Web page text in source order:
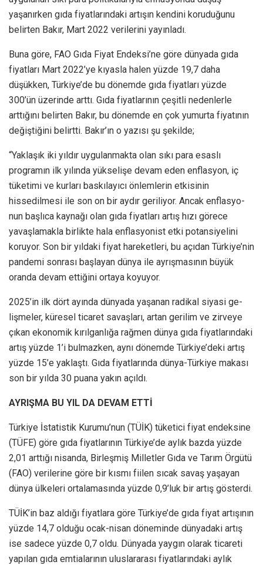
yaşanırken gıda fiyatlarındaki artışın kendini koruduğunu
belirten Bakır, Mart 2022 verilerini yayınladı.
Buna göre, FAO Gıda Fiyat Endeksi’ne göre dünyada gıda
fiyatları Mart 2022’ye kıyasla halen yüzde 19,7 daha
düşükken, Türkiye’de bu dönemde gıda fiyatları yüzde
300’ün üzerinde arttı. Gıda fiyatlarının çeşitli nedenlerle
arttığını belirten Bakır, bu dönemde en çok yumurta fiyatının
değiştiğini belirtti. Bakır’ın o yazısı şu şekilde;
“Yaklaşık iki yıldır uygu­lanmakta olan sıkı pa­ra esaslı
programın ilk yılında yükselişe devam eden enflasyon, iç
tüketimi ve kurla­rı baskılayıcı önlemlerin etkisi­nin
hissedilmesi ile son on bir aydır geriliyor. Ancak enflasyo­
nun başlıca kaynağı olan gıda fi­yatları artış hızı görece
yavaş­lamakla birlikte hala enflasyo­nist etki potansiyelini
koruyor. Son bir yıldaki fiyat hareketle­ri, bu açıdan Türkiye’nin
pan­demi sonrası başlayan dünya ile ayrışmasının büyük
oranda de­vam ettiğini ortaya koyuyor.
2025’in ilk dört ayında dün­yada yaşanan radikal siyasi ge­
lişmeler, küresel ticaret savaşla­rı, artan gerilim ve zirveye
çıkan ekonomik kırılganlığa rağmen dünya gıda fiyatlarındaki
artış yüzde 1’i bulmazken, aynı dö­nemde Türkiye’deki artış
yüzde 15’e yaklaştı. Gıda fiyatlarında dünya-Türkiye makası
son bir yılda 30 puana yakın açıldı.
AYRIŞMA BU YIL DA DEVAM ETTİ
Türkiye İstatistik Kuru­mu’nun (TÜİK) tüketici fi­yat endeksine
(TÜFE) göre gı­da fiyatlarının Türkiye’de aylık bazda yüzde
2,01 arttığı nisan­da, Birleşmiş Milletler Gıda ve Tarım Örgütü
(FAO) verilerine göre bir kısmı fiilen sıcak savaş yaşayan
dünya ülkeleri ortala­masında yüzde 0,9’luk bir artış gösterdi.
TÜİK’in baz aldığı fiyatlara göre Türkiye’de gıda fiyat artı­şının
yüzde 14,7 olduğu ocak-ni­san döneminde dünyadaki artış
ise sadece yüzde 0,7 oldu. Dün­yada yaygın olarak ticareti
ya­pılan gıda emtialarının ulusla­rarası fiyatlarındaki aylık